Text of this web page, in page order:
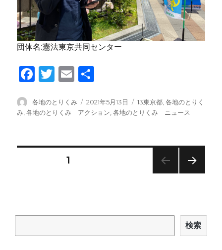
団体名:憲法東京共同センター
F
c
e
o
T
tt
er
E
ail
投
稿
各地のとりくみ
投
稿
2021年5月13日
カ
テ
13東京都,各地のとりく
み,各地のとりくみ アクション,各地のとりくみ ニュース
ビ
固定ページ1
検索